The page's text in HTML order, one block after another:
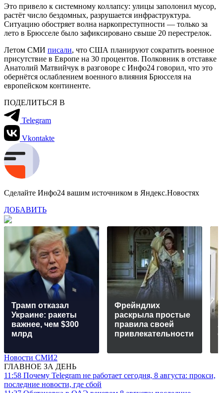
Это привело к системному коллапсу: улицы заполонил мусор,
растёт число бездомных, разрушается инфраструктура.
Ситуацию обостряет волна наркопреступности — только за
лето в Брюсселе было зафиксировано свыше 20 перестрелок.
Летом СМИ писали, что США планируют сократить военное
присутствие в Европе на 30 процентов. Полковник в отставке
Анатолий Матвийчук в разговоре с Инфо24 говорил, что это
обернётся ослаблением военного влияния Брюсселя на
европейском континенте.
ПОДЕЛИТЬСЯ В
Telegram
Vkontakte
Сделайте Инфо24 вашим источником в Яндекс.Новостях
ДОБАВИТЬ
Трамп отказал
Украине: ракеты
важнее, чем $300
млрд
Фрейндлих
раскрыла простые
правила своей
привлекательности
Новости СМИ2
ГЛАВНОЕ ЗА ДЕНЬ
11:58 Почему Telegram не работает сегодня, 8 августа: прокси,
последние новости, где сбой